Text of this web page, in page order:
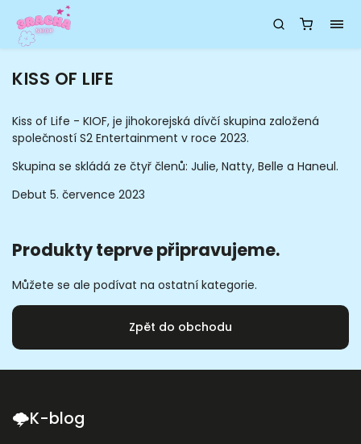
KISS OF LIFE
Kiss of Life - KIOF, je jihokorejská dívčí skupina založená
společností S2 Entertainment v roce 2023.
Skupina se skládá ze čtyř členů: Julie, Natty, Belle a Haneul.
Debut 5. července 2023
Produkty teprve připravujeme.
Můžete se ale podívat na ostatní kategorie.
Zpět do obchodu
🌩K-blog